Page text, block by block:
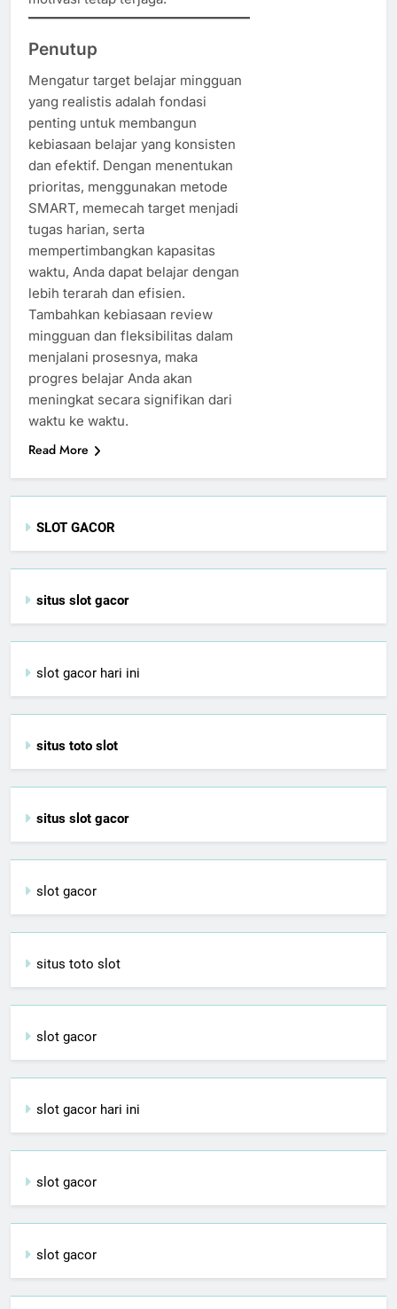
Penutup
Mengatur target belajar mingguan
yang realistis adalah fondasi
penting untuk membangun
kebiasaan belajar yang konsisten
dan efektif. Dengan menentukan
prioritas, menggunakan metode
SMART, memecah target menjadi
tugas harian, serta
mempertimbangkan kapasitas
waktu, Anda dapat belajar dengan
lebih terarah dan efisien.
Tambahkan kebiasaan review
mingguan dan fleksibilitas dalam
menjalani prosesnya, maka
progres belajar Anda akan
meningkat secara signifikan dari
waktu ke waktu.
Read More
SLOT GACOR
situs slot gacor
slot gacor hari ini
situs toto slot
situs slot gacor
slot gacor
situs toto slot
slot gacor
slot gacor hari ini
slot gacor
slot gacor